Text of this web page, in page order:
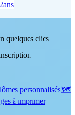
ans
quelques clics
personnalisés🗺️
à imprimer